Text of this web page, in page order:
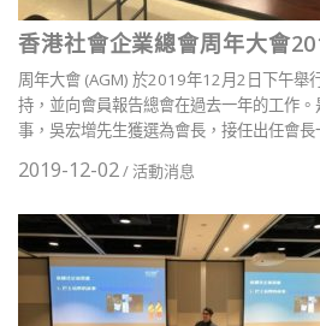
香港社會企業總會周年大會
周年大會 (AGM) 於2019年12月2日下午舉
持，並向會員報告總會在過去一年的工作
事，吳宏增先生獲選為會長，接任出任會
2019-12-02/活動消息